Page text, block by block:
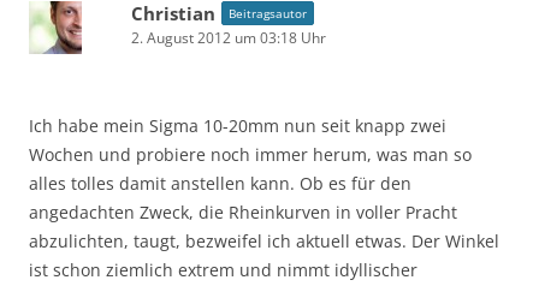
Christian Beitragsautor
2. August 2012 um 03:18 Uhr
Ich habe mein Sigma 10-20mm nun seit knapp zwei
Wochen und probiere noch immer herum, was man so
alles tolles damit anstellen kann. Ob es für den
angedachten Zweck, die Rheinkurven in voller Pracht
abzulichten, taugt, bezweifel ich aktuell etwas. Der Winkel
ist schon ziemlich extrem und nimmt idyllischer